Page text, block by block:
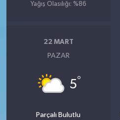
Yağış Olasılığı: %86
22 MART
PAZAR
5°
Parçalı Bulutlu